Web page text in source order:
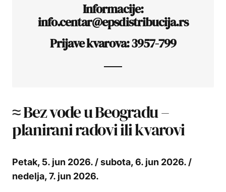
Informacije:
info.centar@epsdistribucija.rs
Prijave kvarova: 3957-799
≈ Bez vode u Beogradu –
planirani radovi ili kvarovi
Petak, 5. jun 2026. / subota, 6. jun 2026. /
nedelja, 7. jun 2026.